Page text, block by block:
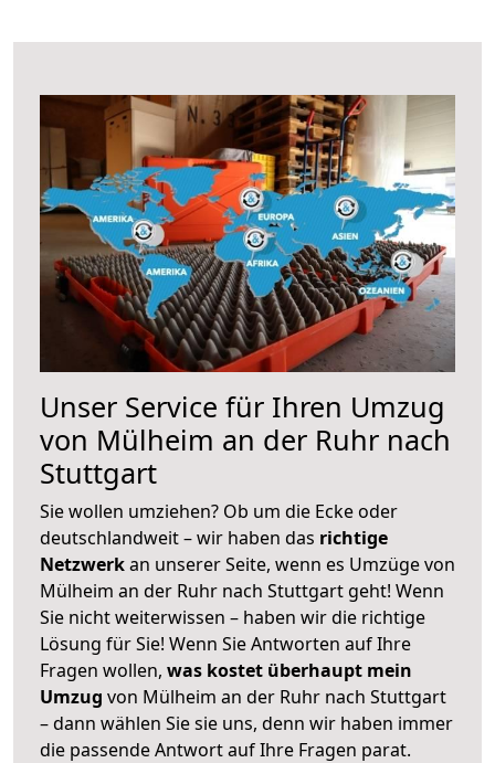
Unser Service für Ihren Umzug
von Mülheim an der Ruhr nach
Stuttgart
Sie wollen umziehen? Ob um die Ecke oder
deutschlandweit – wir haben das richtige
Netzwerkan unserer Seite, wenn es Umzüge von
Mülheim an der Ruhr nach Stuttgart geht! Wenn
Sie nicht weiterwissen – haben wir die richtige
Lösung für Sie! Wenn Sie Antworten auf Ihre
Fragen wollen, was kostet überhaupt mein
Umzug von Mülheim an der Ruhr nach Stuttgart
– dann wählen Sie sie uns, denn wir haben immer
die passende Antwort auf Ihre Fragen parat.